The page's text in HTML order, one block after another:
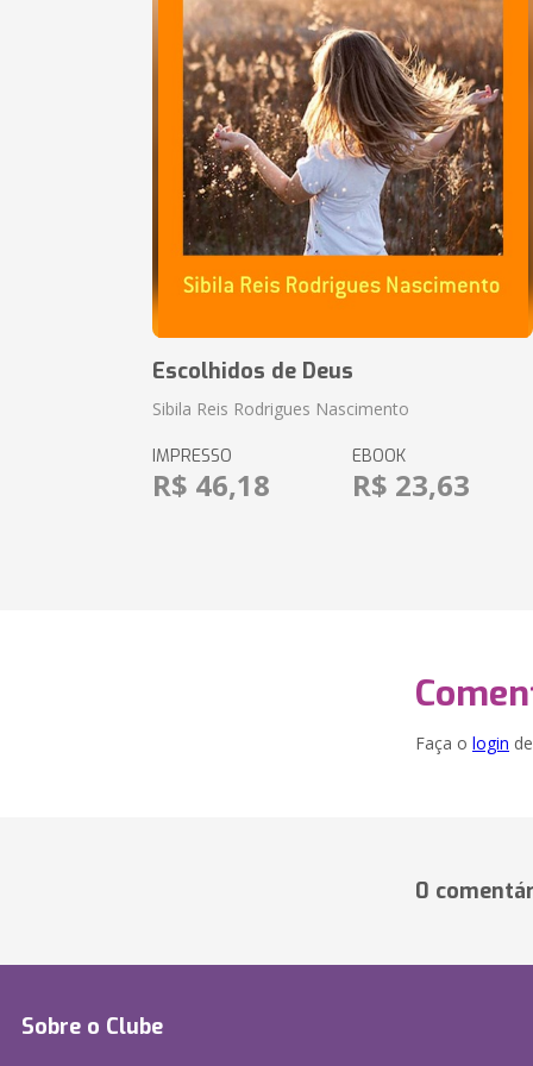
Escolhidos de Deus
Sibila Reis Rodrigues Nascimento
IMPRESSO
R$ 46,18
EBOOK
R$ 23,63
Faça o login
0
Sobre o Clube